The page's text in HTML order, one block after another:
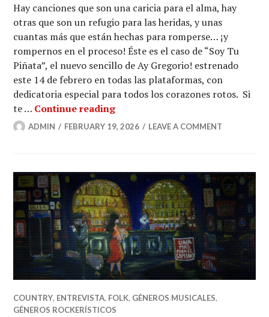
Hay canciones que son una caricia para el alma, hay
otras que son un refugio para las heridas, y unas
cuantas más que están hechas para romperse… ¡y
rompernos en el proceso! Éste es el caso de “Soy Tu
Piñata”, el nuevo sencillo de Ay Gregorio! estrenado
este 14 de febrero en todas las plataformas, con
dedicatoria especial para todos los corazones rotos. Si
te … Continue readingSoy Tu Piñata: una canción
ADMIN FEBRUARY 19, 2026 LEAVE A COMMENT
COUNTRY, ENTREVISTA, FOLK, GÉNEROS MUSICALES,
GÉNEROS ROCKERÍSTICOS